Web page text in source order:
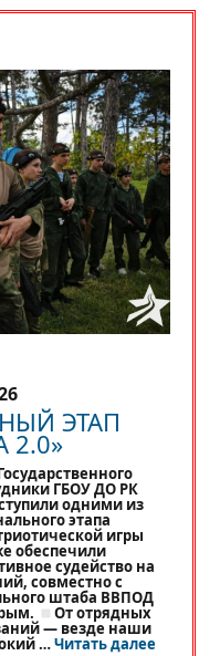
ЭТАП
2.0»
ГБОУ ДО РК
одними из
этапа
игры
обеспечили
судейство на
совместно с
штаба ВВПОД
От отрядных
— везде наши
…Читать далее«